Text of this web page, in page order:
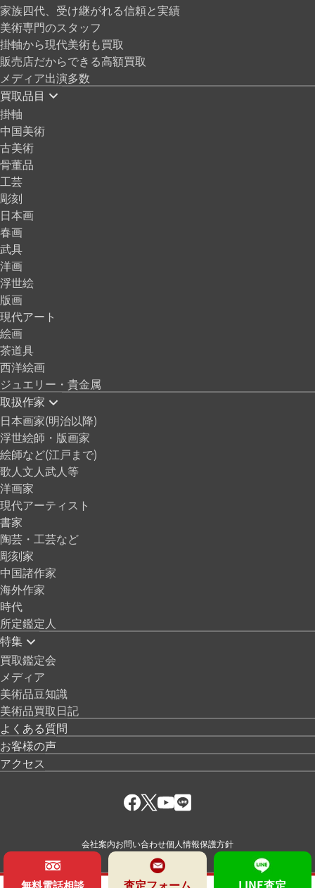
家族四代、受け継がれる信頼と実績
美術専門のスタッフ
掛軸から現代美術も買取
販売店だからできる高額買取
メディア出演多数
買取品目
掛軸
中国美術
古美術
骨董品
工芸
彫刻
日本画
春画
武具
洋画
浮世絵
版画
現代アート
絵画
茶道具
西洋絵画
ジュエリー・貴金属
取扱作家
日本画家(明治以降)
浮世絵師・版画家
絵師など(江戸まで)
歌人文人武人等
洋画家
現代アーティスト
書家
陶芸・工芸など
彫刻家
中国諸作家
海外作家
時代
所定鑑定人
特集
買取鑑定会
メディア
美術品豆知識
美術品買取日記
よくある質問
お客様の声
アクセス
会社案内お問い合わせ個人情報保護方針
© 絵画骨董買取プロ
無料電話相談 査定フォーム LINE査定